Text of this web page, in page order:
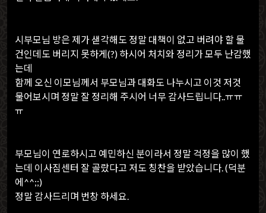
시부모님 방은 제가 샏각해도 정말 대책이 없고 버려야 할 물
건인데도 버리지 못하게(?) 하시어 처치와 정리가 모두 난감했
는데
함께 오신 이모님께서 부모님과 대화도 나누시고 이것 저것
물어보시며 정말 잘 정리해 주시어 너무 감사드립니다..ㅠㅠ
ㅠ
부모님이 연로하시고 예민하신 분이라서 정말 걱정을 많이 했
는데 이사짐센터 잘 골랐다고 저도 칭찬을 받았습니다. (덕분
에^^;;)
정말 감사드리며 번창 하세요.